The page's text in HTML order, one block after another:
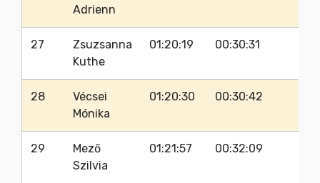
Adrienn
27
Zsuzsanna
Kuthe
01:20:19 00:30:31
28
Vécsei
Mónika
01:20:30 00:30:42
29
Mező
Szilvia
01:21:57 00:32:09